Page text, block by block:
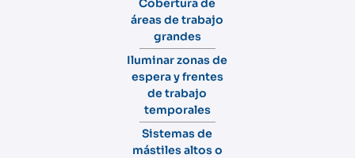
Cobertura de
áreas de trabajo
grandes
Iluminar zonas de
espera y frentes
de trabajo
temporales
Sistemas de
mástiles altos o